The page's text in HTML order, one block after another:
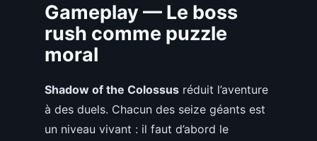
Gameplay — Le boss
rush comme puzzle
moral
Shadow of the Colossusréduit l’aventure
à des duels. Chacun des seize géants est
un niveau vivant : il faut d’abord le